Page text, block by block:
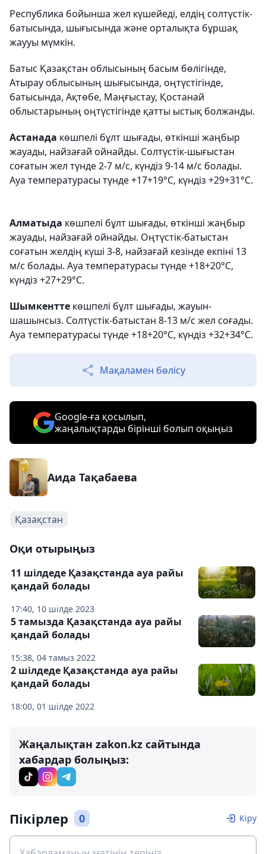
Республика бойынша жел күшейеді, елдің солтүстік-
батысында, шығысында және орталықта бұршақ
жаууы мүмкін.
Батыс Қазақстан облысының басым бөлігінде,
Атырау облысының шығысында, оңтүстігінде,
батысында, Ақтөбе, Маңғыстау, Қостанай
облыстарының оңтүстігінде қатты ыстық болжанды.
Астанада көшпелі бұлт шығады, өткінші жаңбыр
жауады, найзағай ойнайды. Солтүстік-шығыстан
соғатын жел түнде 2-7 м/с, күндіз 9-14 м/с болады.
Ауа температурасы түнде +17+19°С, күндіз +29+31°С.
Алматыда көшпелі бұлт шығады, өткінші жаңбыр
жауады, найзағай ойнайды. Оңтүстік-батыстан
соғатын желдің күші 3-8, найзағай кезінде екпіні 13
м/с болады. Ауа температурасы түнде +18+20°С,
күндіз +27+29°С.
Шымкентте көшпелі бұлт шығады, жауын-
шашынсыз. Солтүстік-батыстан 8-13 м/с жел соғады.
Ауа температурасы түнде +18+20°С, күндіз +32+34°С.
Мақаламен бөлісу
Google-ға қосылып,
жаңалықтарды бірінші болып оқыңыз
Аида Тақабаева
Қазақстан
Оқи отырыңыз
17:40, 10 шілде 2023
11 шілдеде Қазақстанда ауа райы
қандай болады
15:38, 04 тамыз 2022
5 тамызда Қазақстанда ауа райы
қандай болады
18:00, 01 шілде 2022
2 шілдеде Қазақстанда ауа райы
қандай болады
Жаңалықтан zakon.kz сайтында
хабардар болыңыз:
Пікірлер 0 Кіру